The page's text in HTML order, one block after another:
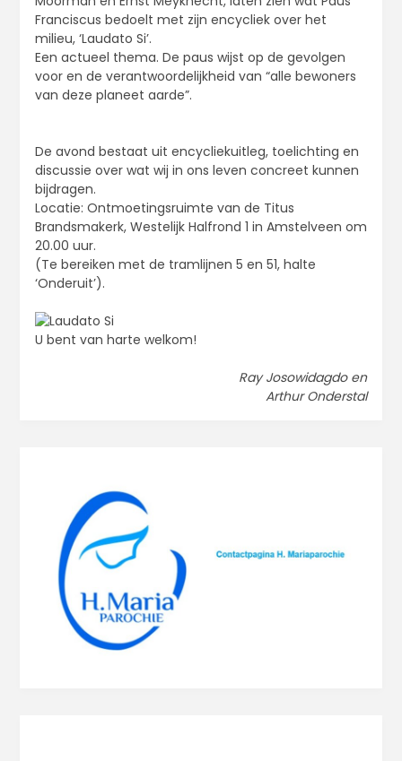
Franciscus bedoelt met zijn encycliek over het
milieu, ‘Laudato Si’.
Een actueel thema. De paus wijst op de gevolgen
voor en de verantwoordelijkheid van “alle bewoners
van deze planeet aarde”.
De avond bestaat uit encycliekuitleg, toelichting en
discussie over wat wij in ons leven concreet kunnen
bijdragen.
Locatie: Ontmoetingsruimte van de Titus
Brandsmakerk, Westelijk Halfrond 1 in Amstelveen om
20.00 uur.
(Te bereiken met de tramlijnen 5 en 51, halte
‘Onderuit’).
U bent van harte welkom!
Ray Josowidagdo en
Arthur Onderstal